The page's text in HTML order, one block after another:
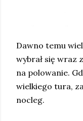
Dawno temu
wybrał się wraz
na polowanie.
wielkiego tura,
nocleg.